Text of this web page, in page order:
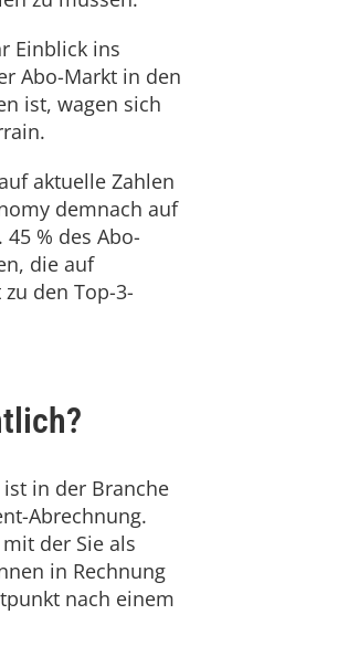
Einblick ins
Abo-Markt in den
ist, wagen sich
aktuelle Zahlen
demnach auf
% des Abo-
die auf
den Top-3-
in der Branche
Abrechnung.
der Sie als
in Rechnung
nach einem